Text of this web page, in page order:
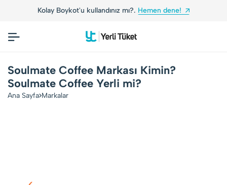
Boykot'u kullandınız mı?.Hemen dene!
Soulmate Coffee Markası Kimin?
Soulmate Coffee Yerli mi?
Ana Sayfa Markalar